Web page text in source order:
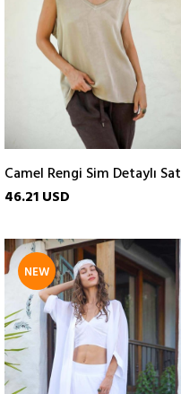
46.21 USD
NEW
ITEM